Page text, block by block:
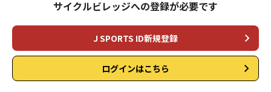
サイクルビレッジへの登録が必要です
J SPORTS ID新規登録
ログインはこちら